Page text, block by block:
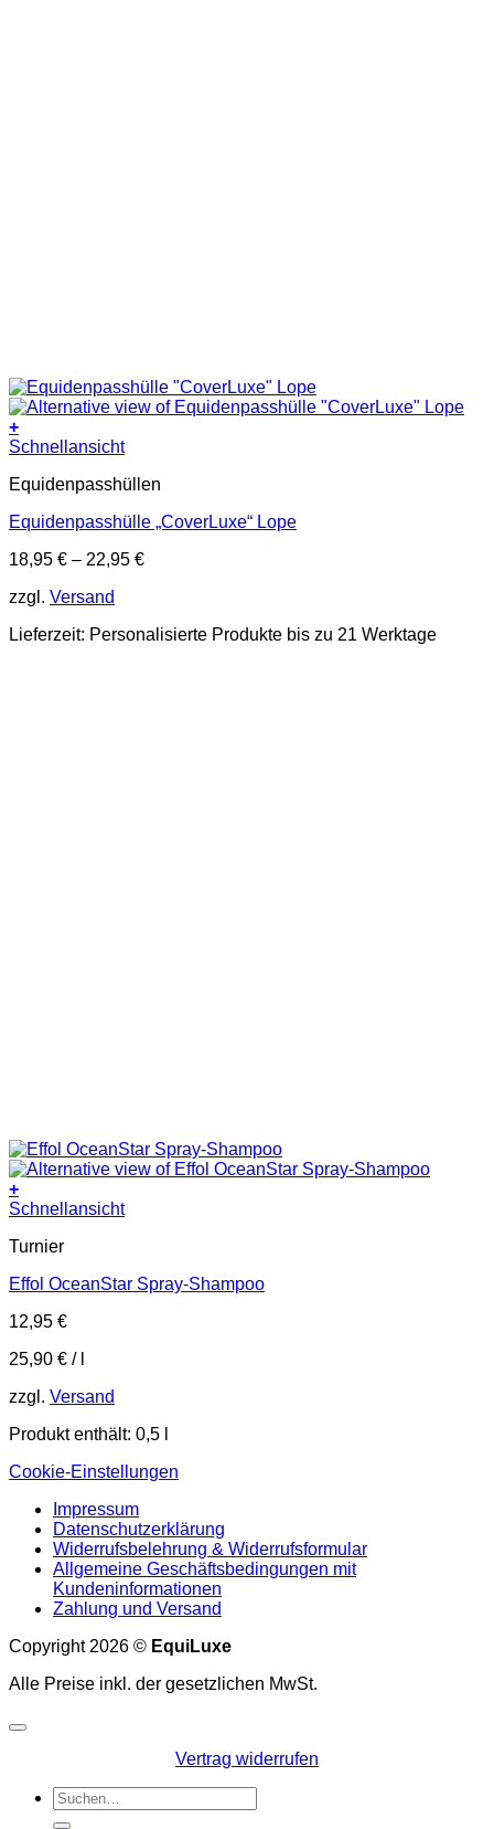
+
Dieses
weist
Varianten
Die
können
auf
der
Schnellansicht
Equidenpasshüllen
Equidenpasshülle „CoverLuxe“ Lope
18,95 € – 22,95 €
zzgl. Versand
Lieferzeit: Personalisierte Produkte bis zu 21 Werktage
+
Dieses
weist
Varianten
Die
können
der
Produktseite
gewählt
werden
Schnellansicht
Turnier
Effol OceanStar Spray-Shampoo
12,95 €
25,90 € /
zzgl. Versand
Produkt enthält: 0,5
Cookie-Einstellungen
Impressum
Datenschutzerklärung
Widerrufsbelehrung & Widerrufsformular
Allgemeine Geschäftsbedingungen mit
Kundeninformationen
Zahlung und Versand
Copyright 2026 © EquiLuxe
Alle Preise inkl. der gesetzlichen MwSt.
Vertrag widerrufen
Suchen
nach: